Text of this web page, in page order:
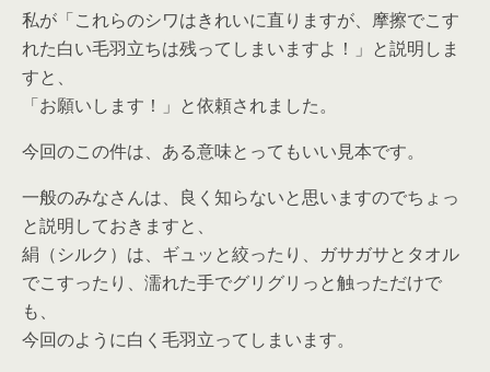
私が「これらのシワはきれいに直りますが、摩擦でこす
れた白い毛羽立ちは残ってしまいますよ！」と説明しま
すと、
「お願いします！」と依頼されました。
今回のこの件は、ある意味とってもいい見本です。
一般のみなさんは、良く知らないと思いますのでちょっ
と説明しておきますと、
絹（シルク）は、ギュッと絞ったり、ガサガサとタオル
でこすったり、濡れた手でグリグリっと触っただけで
も、
今回のように白く毛羽立ってしまいます。